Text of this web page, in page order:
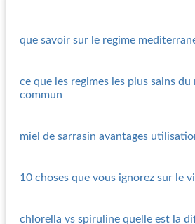
que savoir sur le regime
ce que les regimes les plus sains
commun
miel de sarrasin avantages
10 choses que vous ignorez sur le
chlorella vs spiruline quelle est la